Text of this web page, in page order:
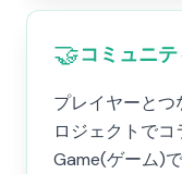
🤝コミュニ
プレイヤーと
ロジェクトで
Game(ゲーム)